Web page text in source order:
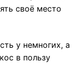
своё место
у немногих, а
в пользу